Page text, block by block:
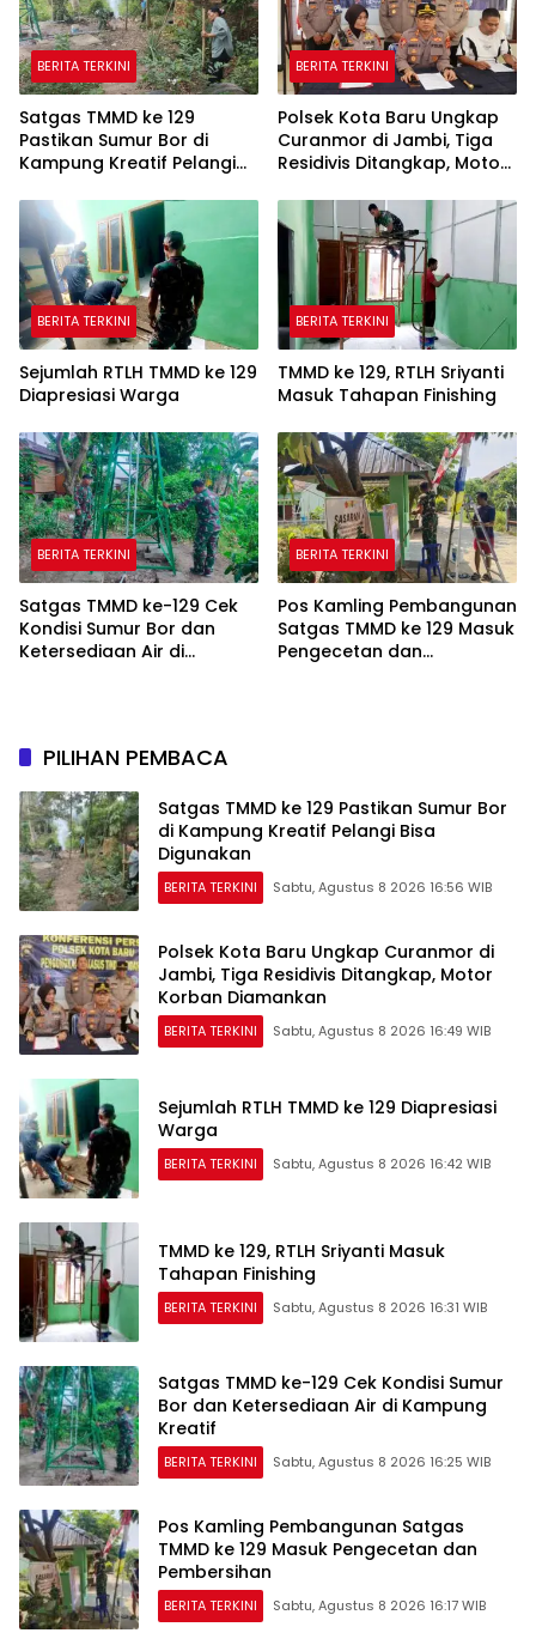
BERITA TERKINI
Satgas TMMD ke 129
Pastikan Sumur Bor di
Kampung Kreatif Pelangi
BERITA TERKINI
Polsek Kota Baru Ungkap
Curanmor di Jambi, Tiga
Residivis Ditangkap, Motor
BERITA TERKINI
Sejumlah RTLH TMMD ke 129
Diapresiasi Warga
BERITA TERKINI
TMMD ke 129, RTLH Sriyanti
Masuk Tahapan Finishing
BERITA TERKINI
Satgas TMMD ke-129 Cek
Kondisi Sumur Bor dan
Ketersediaan Air di
BERITA TERKINI
Pos Kamling Pembangunan
Satgas TMMD ke 129 Masuk
Pengecetan dan
PILIHAN PEMBACA
Satgas TMMD ke 129 Pastikan Sumur Bor
di Kampung Kreatif Pelangi Bisa
Digunakan
BERITA TERKINI Sabtu, Agustus 8 2026 16:56 WIB
Polsek Kota Baru Ungkap Curanmor di
Jambi, Tiga Residivis Ditangkap, Motor
Korban Diamankan
BERITA TERKINI Sabtu, Agustus 8 2026 16:49 WIB
Sejumlah RTLH TMMD ke 129 Diapresiasi
Warga
BERITA TERKINI Sabtu, Agustus 8 2026 16:42 WIB
TMMD ke 129, RTLH Sriyanti Masuk
Tahapan Finishing
BERITA TERKINI Sabtu, Agustus 8 2026 16:31 WIB
Satgas TMMD ke-129 Cek Kondisi Sumur
Bor dan Ketersediaan Air di Kampung
Kreatif
BERITA TERKINI Sabtu, Agustus 8 2026 16:25 WIB
Pos Kamling Pembangunan Satgas
TMMD ke 129 Masuk Pengecetan dan
Pembersihan
BERITA TERKINI Sabtu, Agustus 8 2026 16:17 WIB